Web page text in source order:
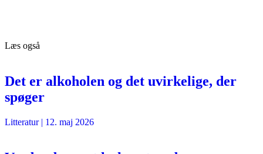
Læs også
Det er alkoholen og det uvirkelige, der
spøger
Litteratur| 12. maj 2026